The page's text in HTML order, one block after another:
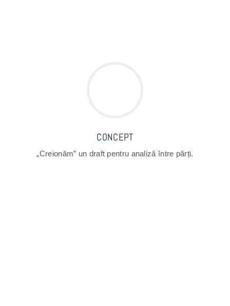
CONCEPT
„Creionăm” un draft pentru analiză între părți.